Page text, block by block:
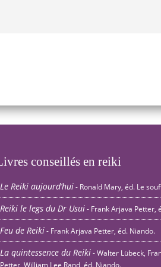
conseillés en reiki
Le Reiki aujourd’hui- Ronald Mary, éd. Le
Reiki le legs du Dr Usui- Frank Arjava Petter,
Feu de Reiki- Frank Arjava Petter, éd. Niando.
La quintessence du Reiki- Walter Lübeck,
Petter, William Lee Rand, éd. Niando.